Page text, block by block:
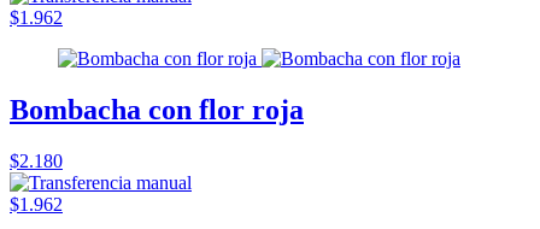
$1.962
Bombacha con flor roja
$2.180
$1.962